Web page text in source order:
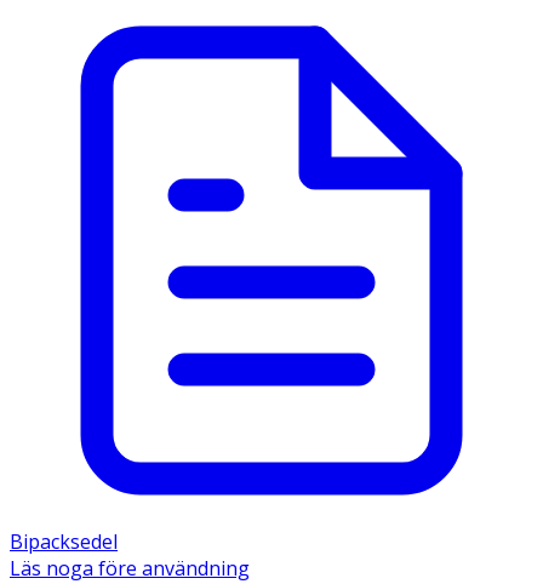
Bipacksedel
Läs noga före användning